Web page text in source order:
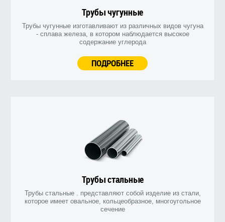
Трубы чугунные
Трубы чугунные изготавливают из различных видов чугуна
- сплава железа, в котором наблюдается высокое
содержание углерода
ПОДРОБНЕЕ
Трубы стальные
Трубы стальные . представляют собой изделие из стали,
которое имеет овальное, кольцеобразное, многоугольное
сечение